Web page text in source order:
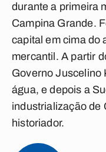
durante a primeira
Campina Grande.
capital em cima do
mercantil. A partir
Governo Juscelino
água, e depois a
industrialização de
historiador.